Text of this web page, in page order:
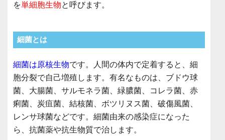
を単細胞生物と呼びます。
細菌とは
細菌は原核生物です。人間の体内で定着すると、細
胞分裂で自己増殖します。有名なものは、ブドウ球
菌、大腸菌、サルモネラ菌、緑膿菌、コレラ菌、赤
痢菌、炭疽菌、結核菌、ボツリヌス菌、破傷風菌、
レンサ球菌などです。細菌由来の感染症になった
ら、抗菌薬や抗生物質で治します。